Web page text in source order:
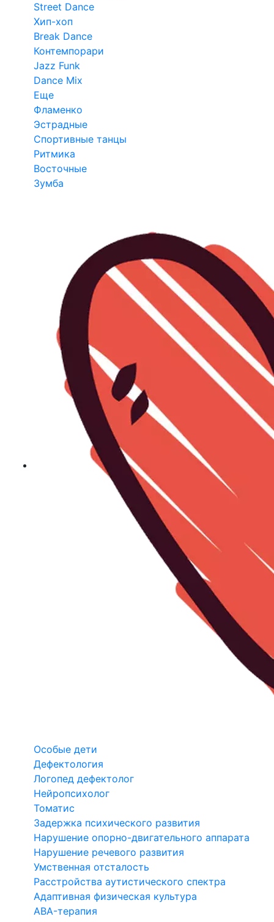
Street Dance
Хип-хоп
Break Dance
Контемпорари
Jazz Funk
Dance Mix
Еще
Фламенко
Эстрадные
Спортивные танцы
Ритмика
Восточные
Зумба
Особые дети
Дефектология
Логопед дефектолог
Нейропсихолог
Томатис
Задержка психического развития
Нарушение опорно-двигательного аппарата
Нарушение речевого развития
Умственная отсталость
Расстройства аутистического спектра
Адаптивная физическая культура
ABA-терапия